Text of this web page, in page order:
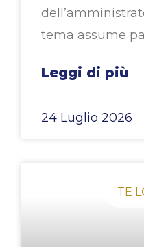
tema assume
Leggi di più
24 Luglio 2026
TE